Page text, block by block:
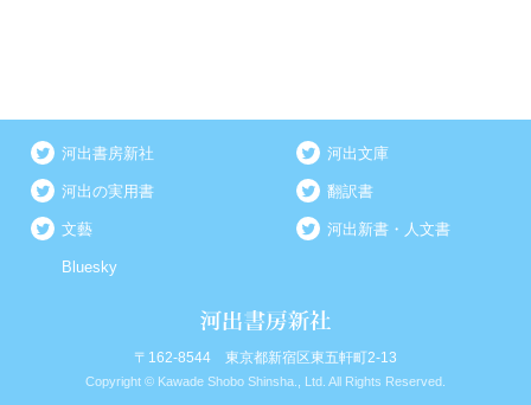
河出書房新社 河出文庫
河出の実用書 翻訳書
文藝 河出新書・人文書
Bluesky
〒162-8544 東京都新宿区東五軒町2-13
Copyright © Kawade Shobo Shinsha., Ltd. All Rights Reserved.